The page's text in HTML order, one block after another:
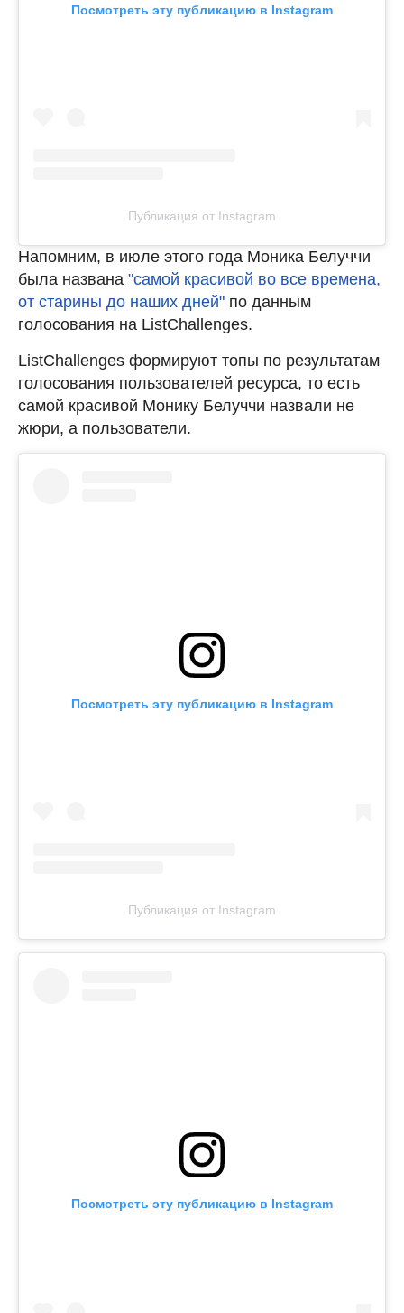
Посмотреть эту публикацию в Instagram
Публикация от Instagram
Напомним, в июле этого года Моника Белуччи
была названа "самой красивой во все времена,
от старины до наших дней" по данным
голосования на ListChallenges.
ListChallenges формируют топы по результатам
голосования пользователей ресурса, то есть
самой красивой Монику Белуччи назвали не
жюри, а пользователи.
Посмотреть эту публикацию в Instagram
Публикация от Instagram
Посмотреть эту публикацию в Instagram